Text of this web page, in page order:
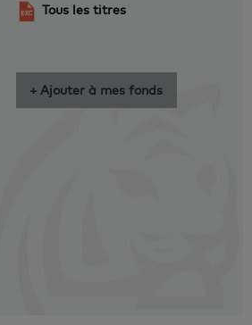
Tous les titres
+ Ajouter à mes fonds